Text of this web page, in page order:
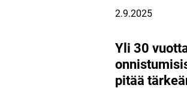
2.9.2025
Yli 30
pitää